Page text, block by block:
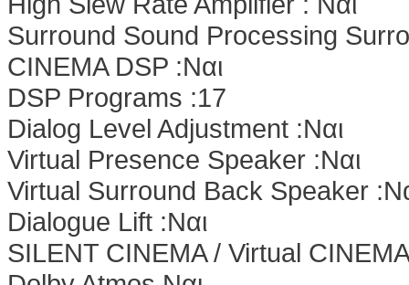
Surround Sound Processing
CINEMA DSP :Nαι
DSP Programs :17
Dialog Level Adjustment :Nαι
Virtual Presence Speaker :Nαι
Virtual Surround Back Speaker
Dialogue Lift :Nαι
SILENT CINEMA / Virtual